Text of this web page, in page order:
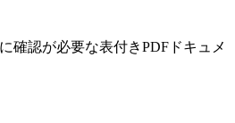
確認が必要な表付きPDFドキュ